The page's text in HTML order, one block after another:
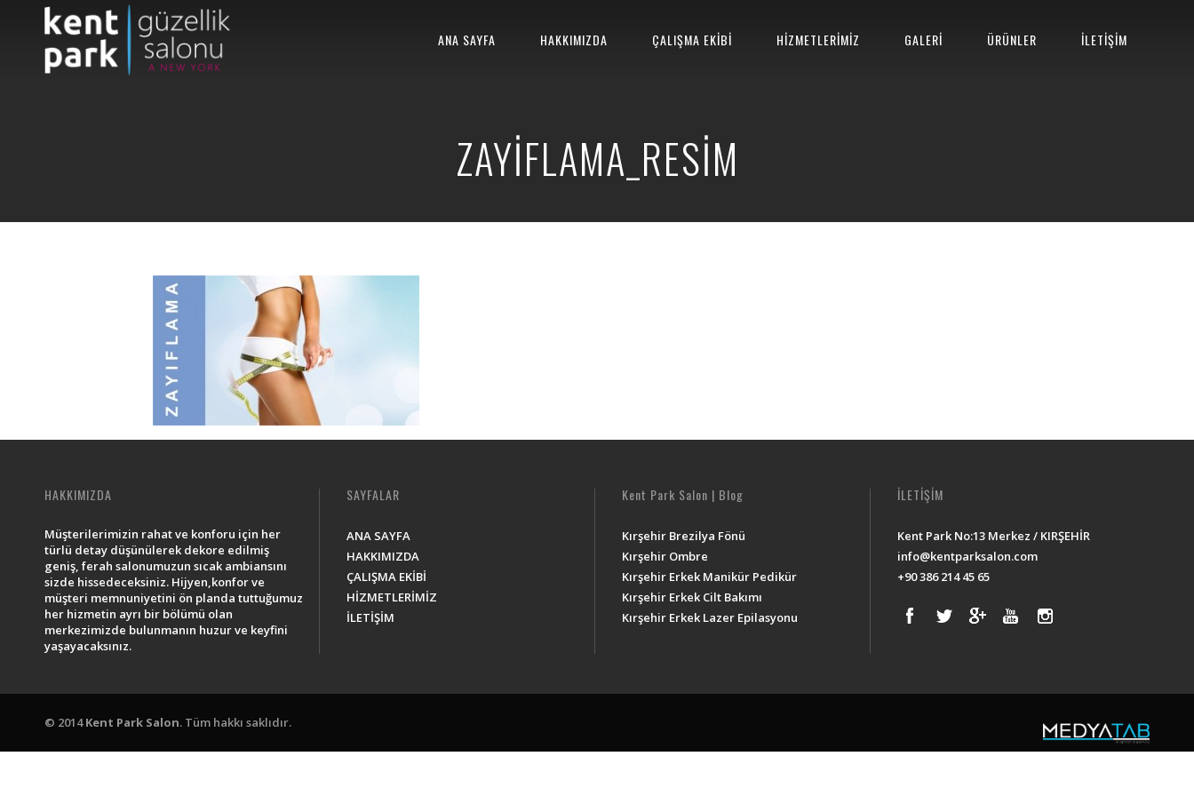
ANA SAYFA HAKKIMIZDA ÇALIŞMA EKİBİ HİZMETLERİMİZ GALERİ ÜRÜNLER İLETİŞİM
ZAYIFLAMA_RESIM
HAKKIMIZDA
Müşterilerimizin rahat ve konforu için her
türlü detay düşünülerek dekore edilmiş
geniş, ferah salonumuzun sıcak ambiansını
sizde hissedeceksiniz. Hijyen,konfor ve
müşteri memnuniyetini ön planda tuttuğumuz
her hizmetin ayrı bir bölümü olan
merkezimizde bulunmanın huzur ve keyfini
yaşayacaksınız.
SAYFALAR
ANA SAYFA
HAKKIMIZDA
ÇALIŞMA EKİBİ
HİZMETLERİMİZ
İLETİŞİM
Kent Park Salon | Blog
Kırşehir Brezilya Fönü
Kırşehir Ombre
Kırşehir Erkek Manikür Pedikür
Kırşehir Erkek Cilt Bakımı
Kırşehir Erkek Lazer Epilasyonu
İLETİŞİM
Kent Park No:13 Merkez / KIRŞEHİR
info@kentparksalon.com
+90 386 214 45 65
© 2014Kent Park Salon. Tüm hakkı saklıdır.